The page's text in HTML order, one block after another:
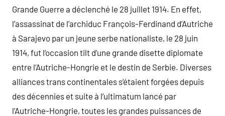
Grande Guerre a déclenché le 28 juillet 1914. En effet,
l’assassinat de l’archiduc François-Ferdinand d’Autriche
à Sarajevo par un jeune serbe nationaliste, le 28 juin
1914, fut l’occasion tilt d’une grande disette diplomate
entre l’Autriche-Hongrie et le destin de Serbie. Diverses
alliances trans continentales s’étaient forgées depuis
des décennies et suite à l’ultimatum lancé par
l’Autriche-Hongrie, toutes les grandes puissances de